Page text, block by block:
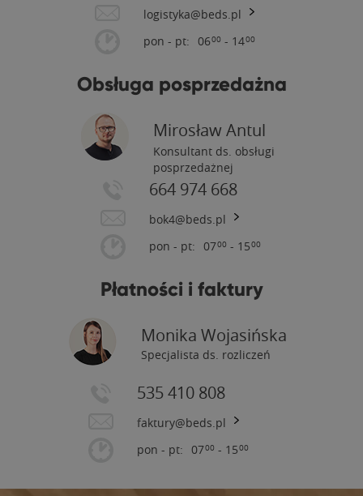
logistyka@beds.pl
pon - pt: 0600 - 1400
Obsługa posprzedażna
Mirosław Antul
Konsultant ds. obsługi
posprzedażnej
664 974 668
bok4@beds.pl
pon - pt: 0700 - 1500
Płatności i faktury
Monika Wojasińska
Specjalista ds. rozliczeń
535 410 808
faktury@beds.pl
pon - pt: 0700 - 1500